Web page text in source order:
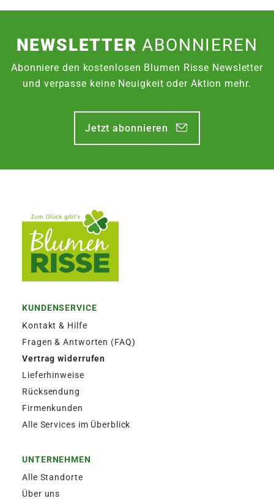
NEWSLETTERABONNIEREN
Abonniere den kostenlosen Blumen Risse Newsletter
und verpasse keine Neuigkeit oder Aktion mehr.
Jetzt abonnieren
KUNDENSERVICE
Kontakt & Hilfe
Fragen & Antworten (FAQ)
Vertrag widerrufen
Lieferhinweise
Rücksendung
Firmenkunden
Alle Services im Überblick
UNTERNEHMEN
Alle Standorte
Über uns